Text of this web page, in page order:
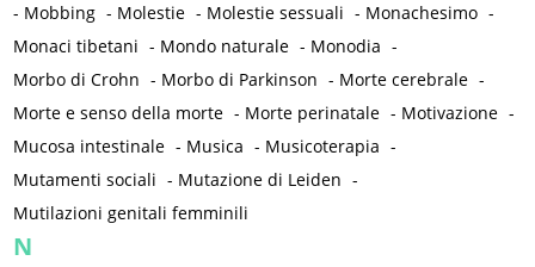
- Mobbing - Molestie - Molestie sessuali - Monachesimo -
Monaci tibetani - Mondo naturale - Monodia -
Morbo di Crohn - Morbo di Parkinson - Morte cerebrale -
Morte e senso della morte - Morte perinatale - Motivazione -
Mucosa intestinale - Musica - Musicoterapia -
Mutamenti sociali - Mutazione di Leiden -
Mutilazioni genitali femminili
N